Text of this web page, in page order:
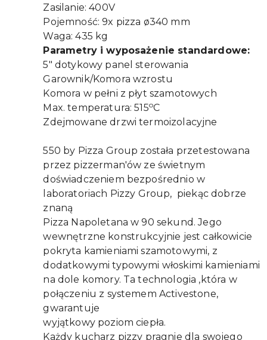
Zasilanie: 400V
Pojemność: 9x pizza ø340 mm
Waga: 435 kg
Parametry i wyposażenie standardowe:
5" dotykowy panel sterowania
Garownik/Komora wzrostu
Komora w pełni z płyt szamotowych
Max. temperatura: 515oC
Zdejmowane drzwi termoizolacyjne
550 by Pizza Group została przetestowana
przez pizzerman'ów ze świetnym
doświadczeniem bezpośrednio w
laboratoriach Pizzy Group, piekąc dobrze
znaną
Pizza Napoletana w 90 sekund. Jego
wewnętrzne konstrukcyjnie jest całkowicie
pokryta kamieniami szamotowymi, z
dodatkowymi typowymi włoskimi kamieniami
na dole komory. Ta technologia ,która w
połączeniu z systemem Activestone,
gwarantuje
wyjątkowy poziom ciepła.
Każdy kucharz pizzy pragnie dla swojego